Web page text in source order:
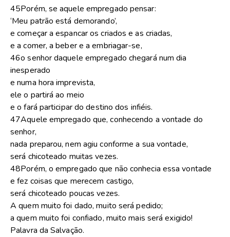
45Porém, se aquele empregado pensar:
‘Meu patrão está demorando’,
e começar a espancar os criados e as criadas,
e a comer, a beber e a embriagar-se,
46o senhor daquele empregado chegará num dia
inesperado
e numa hora imprevista,
ele o partirá ao meio
e o fará participar do destino dos infiéis.
47Aquele empregado que, conhecendo a vontade do
senhor,
nada preparou, nem agiu conforme a sua vontade,
será chicoteado muitas vezes.
48Porém, o empregado que não conhecia essa vontade
e fez coisas que merecem castigo,
será chicoteado poucas vezes.
A quem muito foi dado, muito será pedido;
a quem muito foi confiado, muito mais será exigido!
Palavra da Salvação.